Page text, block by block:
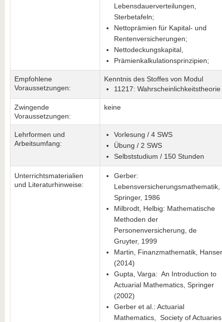
Lebensdauerverteilungen,
Sterbetafeln;
Nettoprämien für Kapital- und
Rentenversicherungen;
Nettodeckungskapital,
Prämienkalkulationsprinzipien;
Empfohlene
Voraussetzungen:
Kenntnis des Stoffes von Modul
11217: Wahrscheinlichkeitstheorie
Zwingende
Voraussetzungen:
keine
Lehrformen und
Arbeitsumfang:
Vorlesung / 4 SWS
Übung / 2 SWS
Selbststudium / 150 Stunden
Unterrichtsmaterialien
und Literaturhinweise:
Gerber:
Lebensversicherungsmathematik,
Springer, 1986
Milbrodt, Helbig: Mathematische
Methoden der
Personenversicherung, de
Gruyter, 1999
Martin, Finanzmathematik, Hanser
(2014)
Gupta, Varga: An Introduction to
Actuarial Mathematics, Springer
(2002)
Gerber et al.: Actuarial
Mathematics, Society of Actuaries